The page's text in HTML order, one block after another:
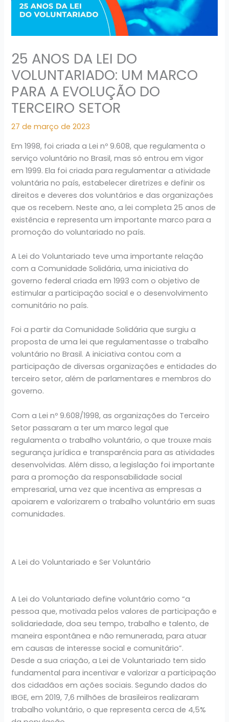
25 ANOS DA LEI DO
VOLUNTARIADO: UM MARCO
PARA A EVOLUÇÃO DO
TERCEIRO SETOR
27 de março de 2023
Em 1998, foi criada a Lei nº 9.608, que regulamenta o
serviço voluntário no Brasil, mas só entrou em vigor
em 1999. Ela foi criada para regulamentar a atividade
voluntária no país, estabelecer diretrizes e definir os
direitos e deveres dos voluntários e das organizações
que os recebem. Neste ano, a lei completa 25 anos de
existência e representa um importante marco para a
promoção do voluntariado no país.
A Lei do Voluntariado teve uma importante relação
com a Comunidade Solidária, uma iniciativa do
governo federal criada em 1993 com o objetivo de
estimular a participação social e o desenvolvimento
comunitário no país.
Foi a partir da Comunidade Solidária que surgiu a
proposta de uma lei que regulamentasse o trabalho
voluntário no Brasil. A iniciativa contou com a
participação de diversas organizações e entidades do
terceiro setor, além de parlamentares e membros do
governo.
Com a Lei nº 9.608/1998, as organizações do Terceiro
Setor passaram a ter um marco legal que
regulamenta o trabalho voluntário, o que trouxe mais
segurança jurídica e transparência para as atividades
desenvolvidas. Além disso, a legislação foi importante
para a promoção da responsabilidade social
empresarial, uma vez que incentiva as empresas a
apoiarem e valorizarem o trabalho voluntário em suas
comunidades.
A Lei do Voluntariado e Ser Voluntário
A Lei do Voluntariado define voluntário como “a
pessoa que, motivada pelos valores de participação e
solidariedade, doa seu tempo, trabalho e talento, de
maneira espontânea e não remunerada, para atuar
em causas de interesse social e comunitário”.
Desde a sua criação, a Lei de Voluntariado tem sido
fundamental para incentivar e valorizar a participação
dos cidadãos em ações sociais. Segundo dados do
IBGE, em 2019, 7,6 milhões de brasileiros realizaram
trabalho voluntário, o que representa cerca de 4,5%